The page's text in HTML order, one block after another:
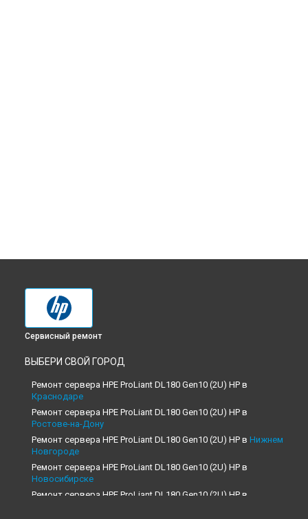
Сервисный ремонт
ВЫБЕРИ СВОЙ ГОРОД
Ремонт сервера HPE ProLiant DL180 Gen10 (2U) HP в
Краснодаре
Ремонт сервера HPE ProLiant DL180 Gen10 (2U) HP в
Ростове-на-Дону
Ремонт сервера HPE ProLiant DL180 Gen10 (2U) HP в Нижнем
Новгороде
Ремонт сервера HPE ProLiant DL180 Gen10 (2U) HP в
Новосибирске
Ремонт сервера HPE ProLiant DL180 Gen10 (2U) HP в